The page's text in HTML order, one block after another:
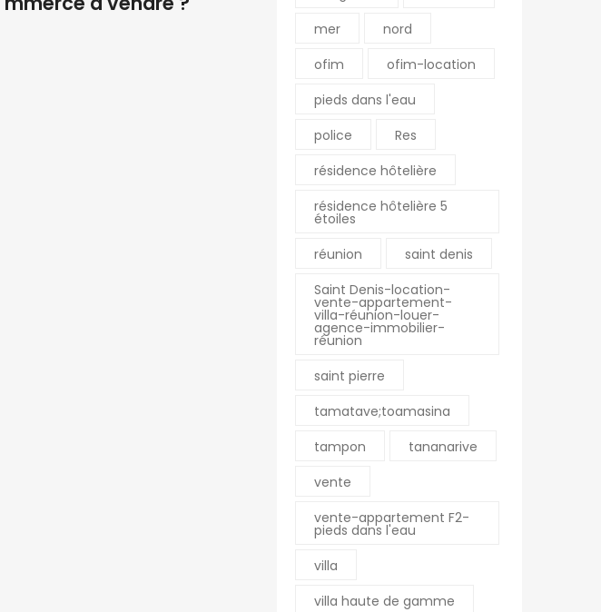
mer
nord
ofim
ofim-location
pieds dans l'eau
police
Res
résidence hôtelière
résidence hôtelière 5
étoiles
réunion
saint denis
Saint Denis-location-
vente-appartement-
villa-réunion-louer-
agence-immobilier-
réunion
saint pierre
tamatave;toamasina
tampon
tananarive
vente
vente-appartement F2-
pieds dans l'eau
villa
villa haute de gamme
118, avenue Pierre Mendes France
4 avenue Jean-Jaures 97470 SAINT
La Montagne
Résidence Romina – 1
chemin Hautbois
97420 LE PORT
Réunion
leport@ofim.fr